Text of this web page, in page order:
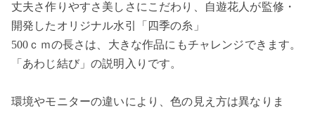
丈夫さ作りやすさ美しさにこだわり、自遊花人が監修・
開発したオリジナル水引「四季の糸」
500ｃｍの長さは、大きな作品にもチャレンジできます。
「あわじ結び」の説明入りです。
環境やモニターの違いにより、色の見え方は異なりま